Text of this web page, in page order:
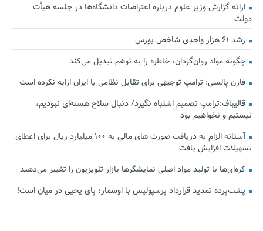
ارائه گزارش وزیر علوم درباره اعتراضات دانشگاه‌ها در جلسه هیأت
دولت
رشد ۶۱ هزار واحدی شاخص بورس
چگونه مواد روان‌گردان، خاطره را به توهم تبدیل می‌کند
فارن پالسی: ترامپ توجیهی برای تقابل نظامی با ایران ارایه نکرده است
قالیباف:ترامپ تصمیم اشتباه نگیرد/ دنبال سلاح هسته‌ای نبودیم،
نیستیم و نخواهیم بود
آستانه الزام به دریافت صورت های مالی به ۱۰۰ میلیارد ریال برای اعطای
تسهیلات افزایش یافت
کره‌ای‌ها با تولید مواد اصلی نمایشگرها بازار تلویزیون را تغییر می‌دهند
پشت‌پرده تمدید قرارداد پرسپولیس با اوسمار؛ پای یحیی در میان است!